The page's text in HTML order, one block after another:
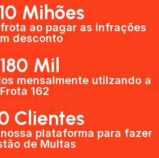
Mihões
ao pagar as infrações
desconto
Mil
mensalmente utilzando a
Frota 162
Clientes​
plataforma para fazer
de Multas​